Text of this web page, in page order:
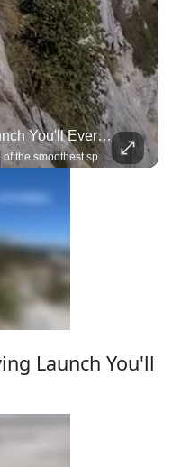
The Smoothest Speedflying Launch You'll Ever See
n epic mountain launch that turns into one of the smoothest speedflying flights you'll see
Launch You'll